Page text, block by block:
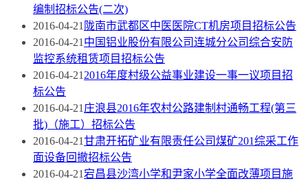
编制招标公告(二次)
2016-04-21 陇南市武都区中医医院CT机房项目招标公告
2016-04-21中国铝业股份有限公司连城分公司综合安防
监控系统租赁项目招标公告
2016-04-212016年度村级公益事业建设一事一议项目招
标公告
2016-04-21庄浪县2016年农村公路建制村通畅工程(第三
批)（施工）招标公告
2016-04-21甘肃开拓矿业有限责任公司煤矿201综采工作
面设备回撤招标公告
2016-04-21宕昌县沙湾小学和尹家小学全面改薄项目施